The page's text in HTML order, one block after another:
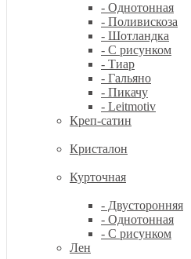
- Однотонная
- Поливискоза
- Шотландка
- С рисунком
- Тиар
- Гальяно
- Пикачу
- Leitmotiv
Креп-сатин
Кристалон
Курточная
- Двусторонняя
- Однотонная
- С рисунком
Лен